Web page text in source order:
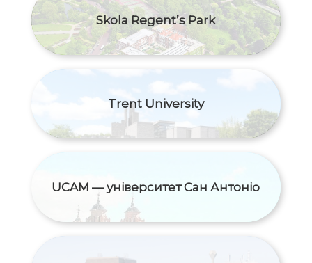
Skola Regent’s Park
Trent University
UCAM — університет Сан Антоніо